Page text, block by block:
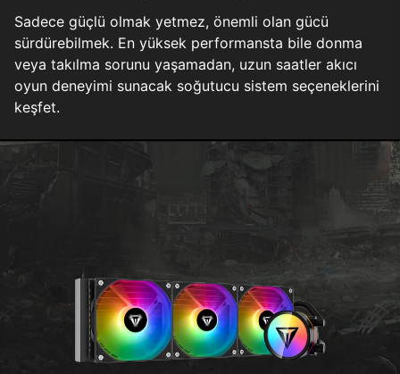
Sadece güçlü olmak yetmez, önemli olan gücü
sürdürebilmek. En yüksek performansta bile donma
veya takılma sorunu yaşamadan, uzun saatler akıcı
oyun deneyimi sunacak soğutucu sistem seçeneklerini
keşfet.